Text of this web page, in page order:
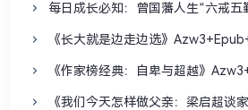
每日成长必知：曾国藩人生“六戒五
《长大就是边走边选》
《作家榜经典：自卑与超越》
《我们今天怎样做父亲：梁启超谈